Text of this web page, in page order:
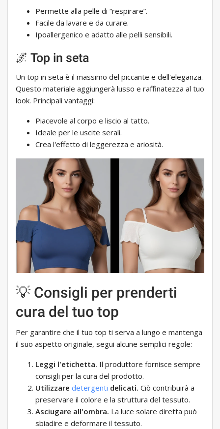
Permette alla pelle di “respirare”.
Facile da lavare e da curare.
Ipoallergenico e adatto alle pelli sensibili.
🌌 Top in seta
Un top in seta è il massimo del piccante e dell'eleganza.
Questo materiale aggiungerà lusso e raffinatezza al tuo
look. Principali vantaggi:
Piacevole al corpo e liscio al tatto.
Ideale per le uscite serali.
Crea l'effetto di leggerezza e ariosità.
💡 Consigli per prenderti
cura del tuo top
Per garantire che il tuo top ti serva a lungo e mantenga
il suo aspetto originale, segui alcune semplici regole:
Leggi l'etichetta. Il produttore fornisce sempre
consigli per la cura del prodotto.
Utilizzare detergenti delicati. Ciò contribuirà a
preservare il colore e la struttura del tessuto.
Asciugare all'ombra. La luce solare diretta può
sbiadire e deformare il tessuto.